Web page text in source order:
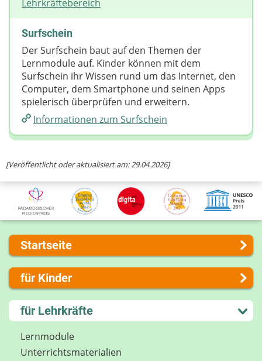
[Veröffentlicht oder aktualisiert am: 29.04.2026]
Lehrkräftebereich
Surfschein
Der Surfschein baut auf den Themen der
Lernmodule auf. Kinder können mit dem
Surfschein ihr Wissen rund um das Internet, den
Computer, dem Smartphone und seinen Apps
spielerisch überprüfen und erweitern.
Informationen zum Surfschein
Startseite
Über uns
Presse
Kontakt
Impressum
Internet-ABC Sitemap
Barrierefreiheit
für Kinder
Lernen und Schule
Hobby und Freizeit
Spiel und Spaß
Mitreden und Mitmachen
für Lehrkräfte
Lernmodule
Unterrichts­materialien